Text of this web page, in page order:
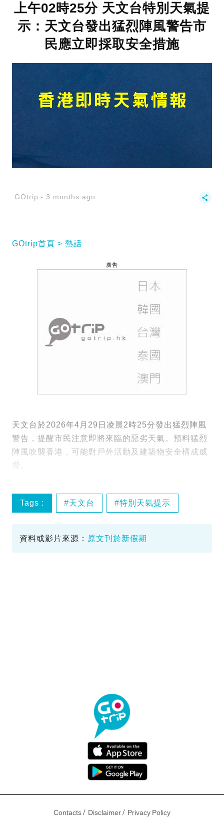
上午02時25分 天文台特別天氣提
示：天文台發出猛烈陣風警告市
民應立即採取安全措施
GOtrip 3 months ago
GOtrip首頁 熱話
廣告
天文台於2026年4月29日凌晨2時25分發出猛烈陣風
警告，提醒市民注意即將來臨的惡劣天氣。預料猛烈
陣風吹襲香港，可能對戶外活動及建築物安全構成威
脅。
Tags : 天文台 特別天氣提示
資料或影片來源： 原文刊於新假期
Contacts/ Disclaimer/ Privacy Policy